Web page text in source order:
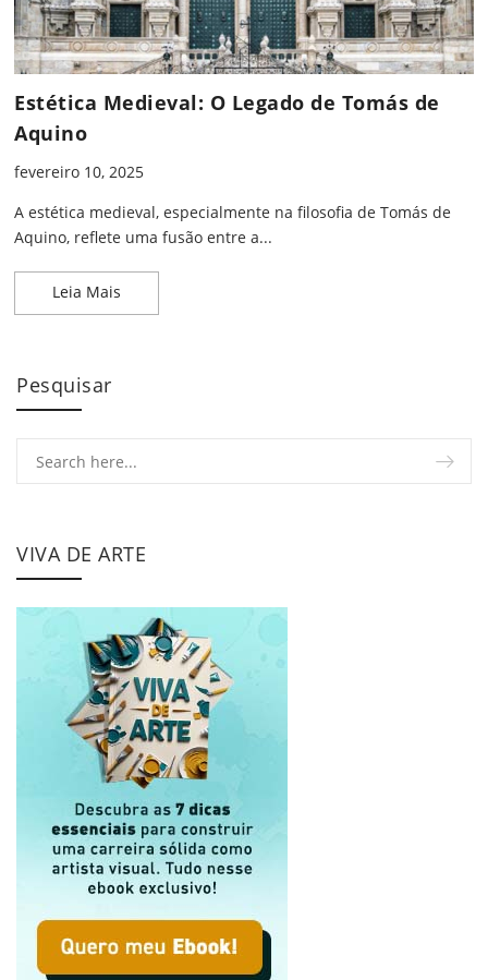
Estética Medieval: O Legado de Tomás de
Aquino
fevereiro 10, 2025
A estética medieval, especialmente na filosofia de Tomás de
Aquino, reflete uma fusão entre a...
Leia Mais
Pesquisar
VIVA DE ARTE